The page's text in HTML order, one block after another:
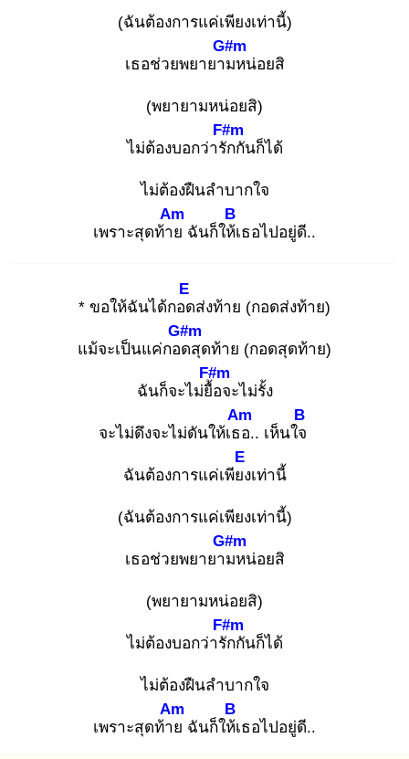
(ฉันต้องการแค่เพียงเท่านี้)
เธอช่วยพยายาม
G#m
หน่อยสิ
(พยายามหน่อยสิ)
ไม่ต้องบอกว่ารัก
F#m
กันก็ได้
ไม่ต้องฝืนลำบากใจ
เพราะสุดท้าย
Am
ฉันก็ให้เ
B
ธอไปอยู่ดี..
* ขอให้ฉันได้กอด
E
ส่งท้าย (กอดส่งท้าย)
แม้จะเป็นแค่กอด
G#m
สุดท้าย (กอดสุดท้าย)
ฉันก็จะไม่ยื้อ
F#m
จะไม่รั้ง
จะไม่ดึงจะไม่ดันให้เธอ
Am
.. เห็นใจ
B
ฉันต้องการแค่เพียง
E
เท่านี้
(ฉันต้องการแค่เพียงเท่านี้)
เธอช่วยพยายาม
G#m
หน่อยสิ
(พยายามหน่อยสิ)
ไม่ต้องบอกว่ารัก
F#m
กันก็ได้
ไม่ต้องฝืนลำบากใจ
เพราะสุดท้าย
Am
ฉันก็ให้เ
B
ธอไปอยู่ดี..